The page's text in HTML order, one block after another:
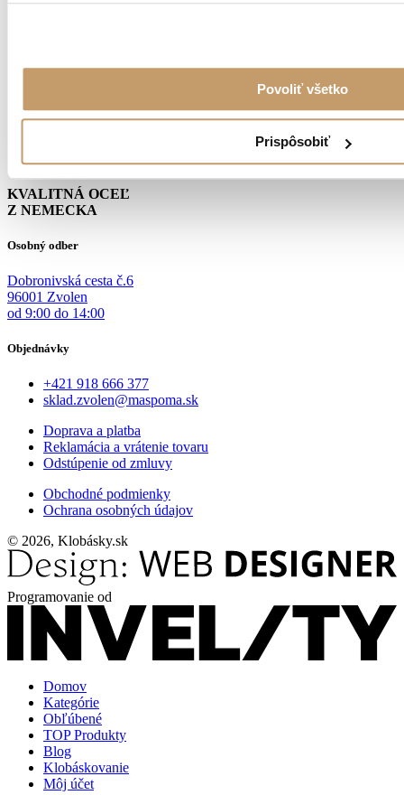
Povoliť všetko
Prispôsobiť
KVALITNÁ OCEĽ
Z NEMECKA
Osobný odber
Dobronivská cesta č.6
96001 Zvolen
od 9:00 do 14:00
Objednávky
+421 918 666 377
sklad.zvolen@maspoma.sk
Doprava a platba
Reklamácia a vrátenie tovaru
Odstúpenie od zmluvy
Obchodné podmienky
Ochrana osobných údajov
© 2026, Klobásky.sk
Programovanie od
Domov
Kategórie
Obľúbené
TOP Produkty
Blog
Klobáskovanie
Môj účet